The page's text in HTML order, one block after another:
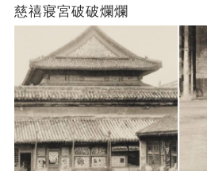
慈禧寢宮破破爛爛